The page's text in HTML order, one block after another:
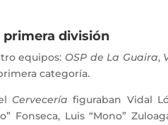
primera división
equipos: OSP de La Guaira,
categoría.
Cerveceríafiguraban Vidal
Fonseca, Luis “Mono”